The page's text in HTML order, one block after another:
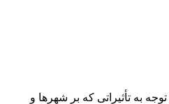
به تأثیراتی که بر شهرها و